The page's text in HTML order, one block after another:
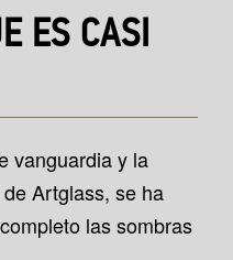
ES CASI
vanguardia y la
Artglass, se ha
las sombras